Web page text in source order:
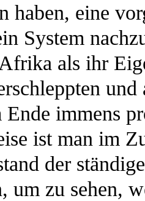
haben, eine
System
als ihr
und
immens
ist man im
der
um zu sehen,